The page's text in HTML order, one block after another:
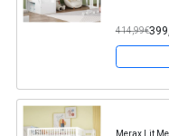
414,99€
Merax Lit